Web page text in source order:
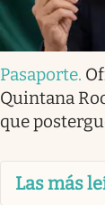
Pasaporte.
Quintana
que
Las más